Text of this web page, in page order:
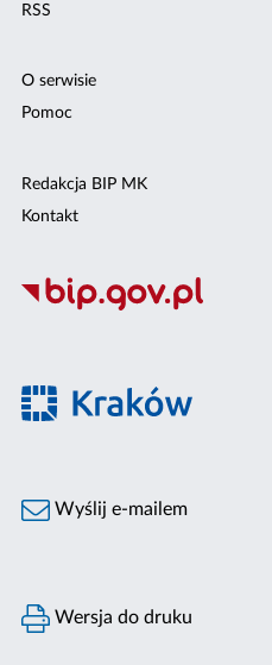
RSS
O serwisie
Pomoc
Redakcja BIP MK
Kontakt
Wyślij e-mailem
Wersja do druku